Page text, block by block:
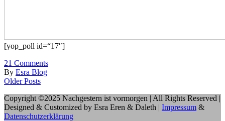
[yop_poll id=“17″]
21 Comments
By Esra Blog
Older Posts
Copyright ©2025 Nachgestern ist vormorgen | All Rights Reserved |
Designed & Customized by Esra Eren & Daleth | Impressum &
Datenschutzerklärung